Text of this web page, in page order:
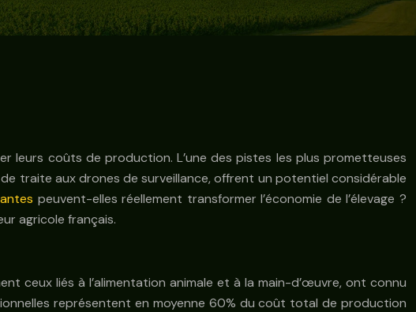
leurs coûts de production. L’une des pistes les plus prometteuses
traite aux drones de surveillance, offrent un potentiel considérable
peuvent-elles réellement transformer l’économie de l’élevage ?
agricole français.
ceux liés à l’alimentation animale et à la main-d’œuvre, ont connu
représentent en moyenne 60% du coût total de production